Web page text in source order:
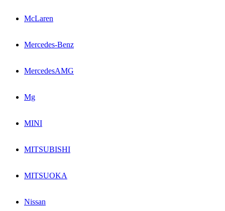
McLaren
Mercedes-Benz
MercedesAMG
Mg
MINI
MITSUBISHI
MITSUOKA
Nissan